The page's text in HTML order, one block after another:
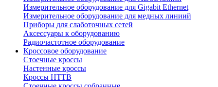
Измерительное оборудование для Gigabit Ethernet
Измерительное оборудование для медных линиий
Приборы для слаботочных сетей
Аксессуары к оборудованию
Радиочастотное оборудование
Кроссовое оборудование
Стоечные кроссы
Настенные кроссы
Кроссы HTTB